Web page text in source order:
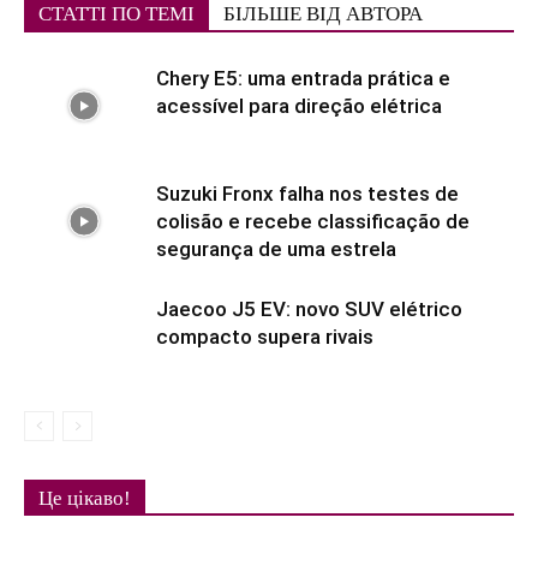
СТАТТІ ПО ТЕМІ БІЛЬШЕ ВІД АВТОРА
Chery E5: uma entrada prática e
acessível para direção elétrica
Suzuki Fronx falha nos testes de
colisão e recebe classificação de
segurança de uma estrela
Jaecoo J5 EV: novo SUV elétrico
compacto supera rivais
Це цікаво!